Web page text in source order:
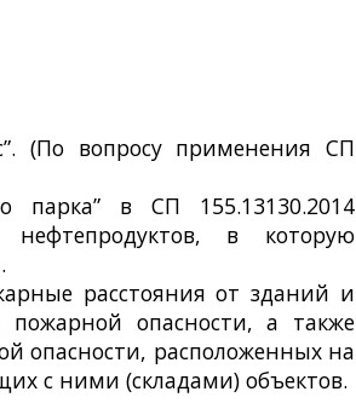
(По вопросу применения СП
парка” в СП 155.13130.2014
нефтепродуктов, в которую
расстояния от зданий и
опасности, а также
опасности, расположенных на
с ними (складами) объектов.